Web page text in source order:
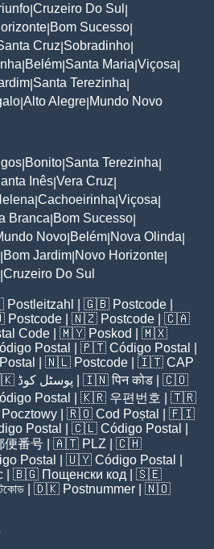
Cruzeiro Do Sul
Bom Sucesso
Cruz Sobradinho
Belém Santa Maria Viçosa
Santa Terezinha
Alto Alegre Mundo Novo
Bonito Santa Terezinha
Inês Vera Cruz
Cachoeirinha Viçosa
Branca Bom Sucesso
Novo Belém Nova Olinda
Bom Jardim Novo Horizonte
Cruzeiro Do Sul
Postleitzahl | 🇬🇧 Postcode
Postcode | 🇳🇿 Postcode | 🇨🇦
Code | 🇲🇾 Poskod
| 🇲🇽
Postal | 🇵🇹 Código Postal
| 🇳🇱 Postcode | 🇮🇹 CAP
پوسٹل کوڈ | 🇮🇳पिन कोड | 🇨🇴
Postal | 🇰🇷 우편번호
| 🇹🇷
Pocztowy | 🇷🇴 Cod Poștal
| 🇫🇮
Postal | 🇨🇱 Código Postal
便番号 | 🇦🇹 PLZ | 🇨🇭
Postal | 🇺🇾 Código Postal
| 🇧🇬 Пощенски код | 🇸🇪
| 🇩🇰 Postnummer | 🇳🇴